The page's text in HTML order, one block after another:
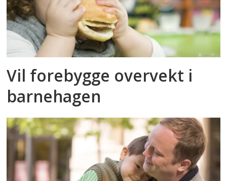
Vil forebygge overvekt i
barnehagen